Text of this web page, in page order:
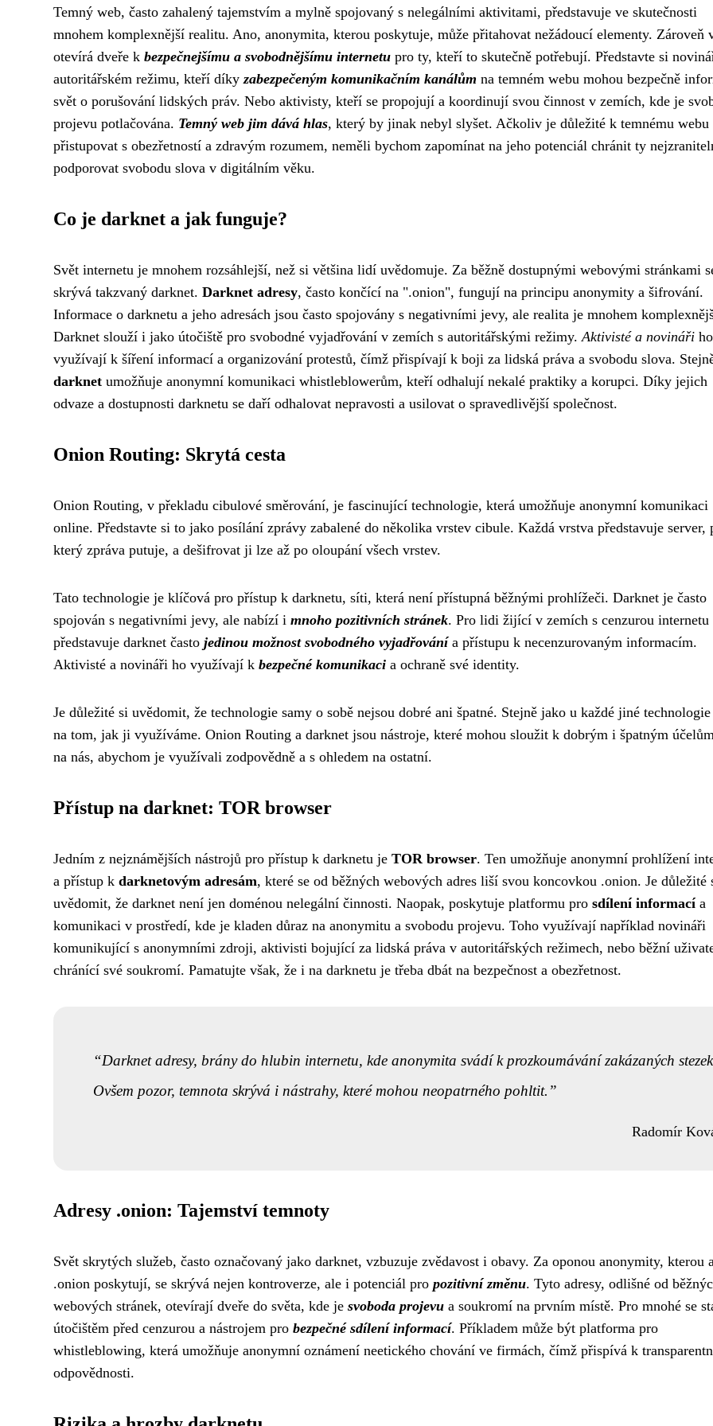
Temný web, často zahalený tajemstvím a mylně spojovaný s nelegálními aktivitami, představuje ve skutečnosti
mnohem komplexnější realitu. Ano, anonymita, kterou poskytuje, může přitahovat nežádoucí elementy. Zároveň
otevírá dveře k bezpečnejšímu a svobodnějšímu internetu pro ty, kteří to skutečně potřebují. Představte si
autoritářském režimu, kteří díky zabezpečeným komunikačním kanálům na temném webu mohou bezpečně
svět o porušování lidských práv. Nebo aktivisty, kteří se propojují a koordinují svou činnost v zemích, kde je
projevu potlačována. Temný web jim dává hlas, který by jinak nebyl slyšet. Ačkoliv je důležité k temnému webu
přistupovat s obezřetností a zdravým rozumem, neměli bychom zapomínat na jeho potenciál chránit ty
podporovat svobodu slova v digitálním věku.
Co je darknet a jak funguje?
Svět internetu je mnohem rozsáhlejší, než si většina lidí uvědomuje. Za běžně dostupnými webovými stránkami
skrývá takzvaný darknet. Darknet adresy, často končící na ".onion", fungují na principu anonymity a šifrování.
Informace o darknetu a jeho adresách jsou často spojovány s negativními jevy, ale realita je mnohem
Darknet slouží i jako útočiště pro svobodné vyjadřování v zemích s autoritářskými režimy. Aktivisté a novináři ho
využívají k šíření informací a organizování protestů, čímž přispívají k boji za lidská práva a svobodu slova.
darknet umožňuje anonymní komunikaci whistleblowerům, kteří odhalují nekalé praktiky a korupci. Díky jejich
odvaze a dostupnosti darknetu se daří odhalovat nepravosti a usilovat o spravedlivější společnost.
Onion Routing: Skrytá cesta
Onion Routing, v překladu cibulové směrování, je fascinující technologie, která umožňuje anonymní komunikaci
online. Představte si to jako posílání zprávy zabalené do několika vrstev cibule. Každá vrstva představuje server,
který zpráva putuje, a dešifrovat ji lze až po oloupání všech vrstev.
Tato technologie je klíčová pro přístup k darknetu, síti, která není přístupná běžnými prohlížeči. Darknet je často
spojován s negativními jevy, ale nabízí i mnoho pozitivních stránek. Pro lidi žijící v zemích s cenzurou internetu
představuje darknet často jedinou možnost svobodného vyjadřovánía přístupu k necenzurovaným informacím.
Aktivisté a novináři ho využívají k bezpečné komunikaci a ochraně své identity.
Je důležité si uvědomit, že technologie samy o sobě nejsou dobré ani špatné. Stejně jako u každé jiné
na tom, jak ji využíváme. Onion Routing a darknet jsou nástroje, které mohou sloužit k dobrým i špatným
na nás, abychom je využívali zodpovědně a s ohledem na ostatní.
Přístup na darknet: TOR browser
Jedním z nejznámějších nástrojů pro přístup k darknetu je TOR browser. Ten umožňuje anonymní prohlížení
a přístup k darknetovým adresám, které se od běžných webových adres liší svou koncovkou .onion. Je důležité
uvědomit, že darknet není jen doménou nelegální činnosti. Naopak, poskytuje platformu pro sdílení informacía
komunikaci v prostředí, kde je kladen důraz na anonymitu a svobodu projevu. Toho využívají například novináři
komunikující s anonymními zdroji, aktivisti bojující za lidská práva v autoritářských režimech, nebo běžní
chránící své soukromí. Pamatujte však, že i na darknetu je třeba dbát na bezpečnost a obezřetnost.
Darknet adresy, brány do hlubin internetu, kde anonymita svádí k prozkoumávání zakázaných
Ovšem pozor, temnota skrývá i nástrahy, které mohou neopatrného pohltit.
Radomír
Adresy .onion: Tajemství temnoty
Svět skrytých služeb, často označovaný jako darknet, vzbuzuje zvědavost i obavy. Za oponou anonymity, kterou
.onion poskytují, se skrývá nejen kontroverze, ale i potenciál pro pozitivní změnu. Tyto adresy, odlišné od
webových stránek, otevírají dveře do světa, kde je svoboda projevu a soukromí na prvním místě. Pro mnohé se
útočištěm před cenzurou a nástrojem pro bezpečné sdílení informací. Příkladem může být platforma pro
whistleblowing, která umožňuje anonymní oznámení neetického chování ve firmách, čímž přispívá k
odpovědnosti.